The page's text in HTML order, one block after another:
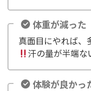
体重が減った
真面目にやれば、
汗の量が半端な
体験が良かっ